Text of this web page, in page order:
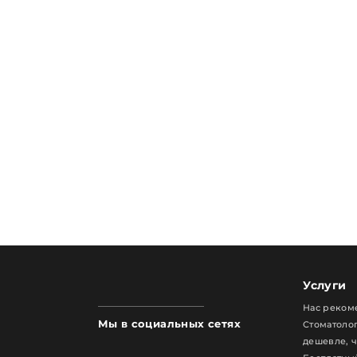
Мы в социальных сетях
Услуги
Нас
дешевле,